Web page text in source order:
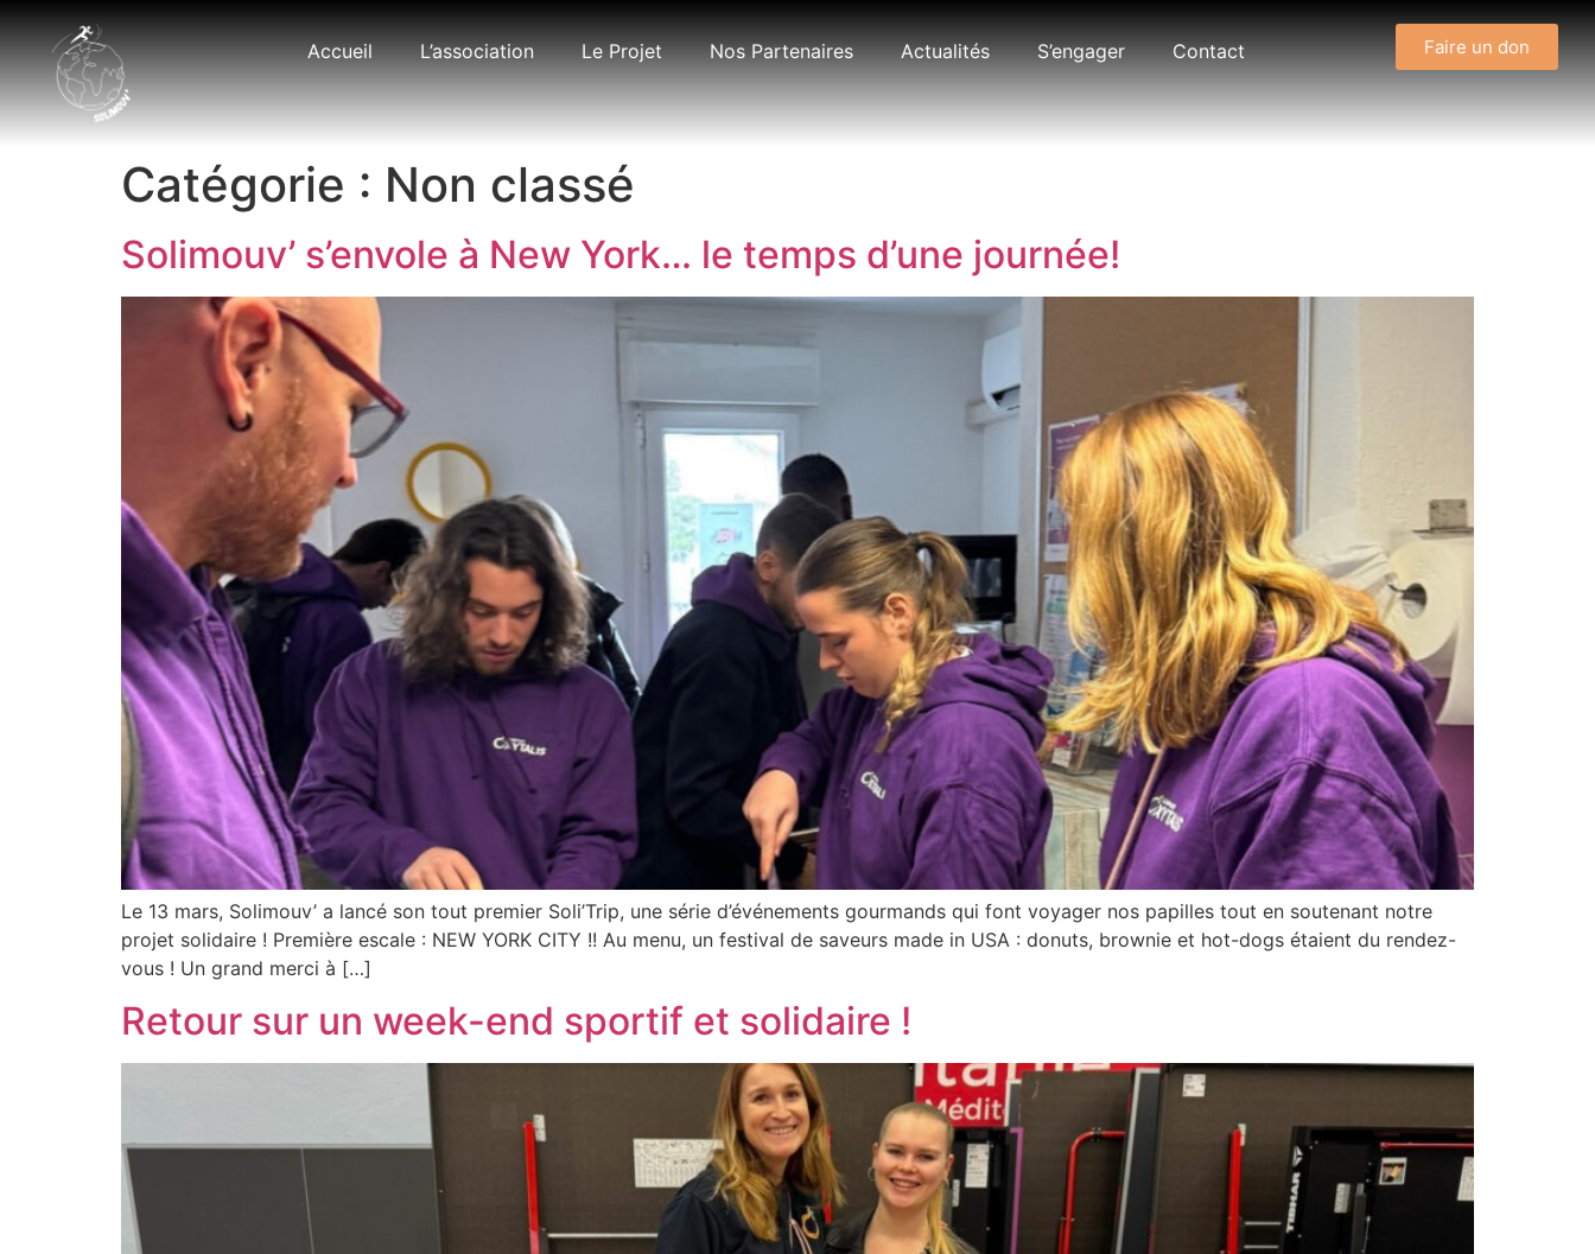
Accueil L’association Le Projet Nos Partenaires Actualités S’engager Contact Faire un don
Catégorie : Non classé
Solimouv’ s’envole à New York… le temps d’une journée!
Le 13 mars, Solimouv’ a lancé son tout premier Soli’Trip, une série d’événements gourmands qui font voyager nos papilles tout en soutenant notre
projet solidaire ! Première escale : NEW YORK CITY !! Au menu, un festival de saveurs made in USA : donuts, brownie et hot-dogs étaient du rendez-
vous ! Un grand merci à […]
Retour sur un week-end sportif et solidaire !